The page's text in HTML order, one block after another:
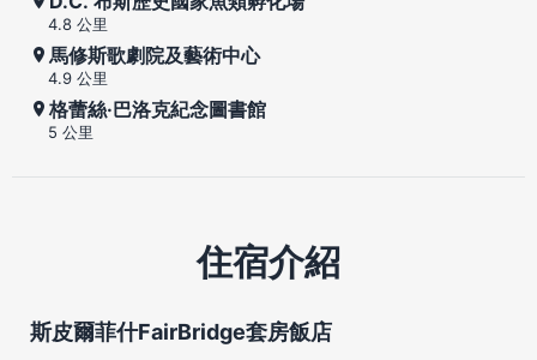
4.8 公里
馬修斯歌劇院及藝術中心
4.9 公里
格蕾絲·巴洛克紀念圖書館
5 公里
住宿介紹
斯皮爾菲什FairBridge套房飯店